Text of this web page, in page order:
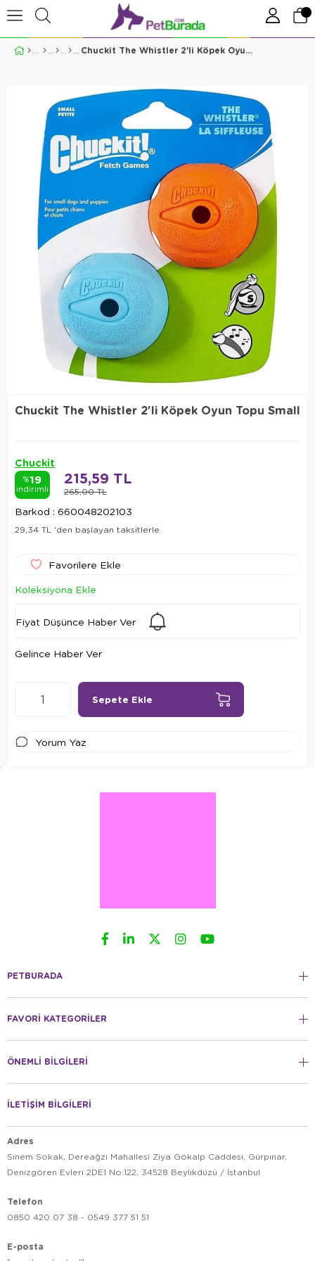
Chuckit The Whistler 2'li Köpek Oyun Topu Small
Chuckit The Whistler 2'li Köpek Oyun Topu Small
Chuckit
%19
indirimli 265,00 TL
215,59 TL
Barkod : 660048202103
29,34 TL 'den başlayan taksitlerle
Favorilere Ekle
Koleksiyona Ekle
Fiyat Düşünce Haber Ver
Gelince Haber Ver
Yorum Yaz
PETBURADA
FAVORİ KATEGORİLER
ÖNEMLİ BİLGİLERİ
İLETİŞİM BİLGİLERİ
Adres
Sinem Sokak, Dereağzı Mahallesi Ziya Gökalp Caddesi, Gürpınar,
Denizgören Evleri 2DE1 No:122, 34528 Beylikdüzü / İstanbul
Telefon
0850 420 07 38 - 0549 377 51 51
E-posta